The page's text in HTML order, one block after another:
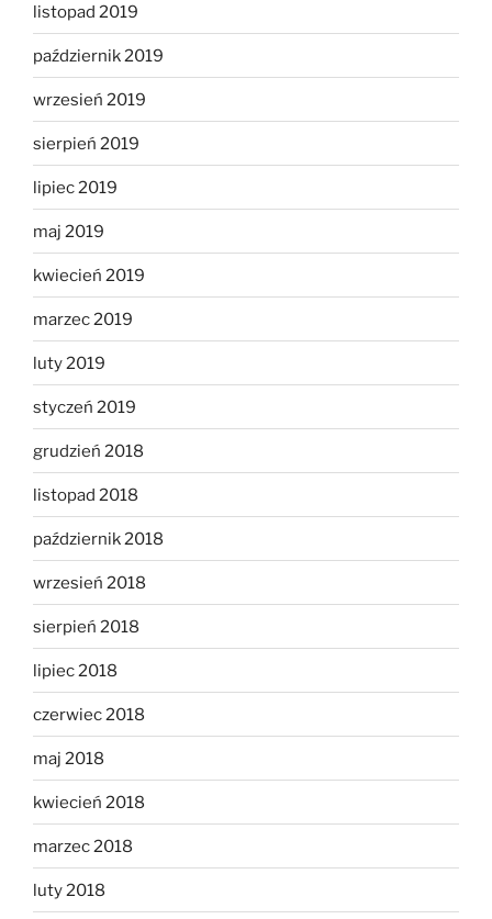
listopad 2019
październik 2019
wrzesień 2019
sierpień 2019
lipiec 2019
maj 2019
kwiecień 2019
marzec 2019
luty 2019
styczeń 2019
grudzień 2018
listopad 2018
październik 2018
wrzesień 2018
sierpień 2018
lipiec 2018
czerwiec 2018
maj 2018
kwiecień 2018
marzec 2018
luty 2018